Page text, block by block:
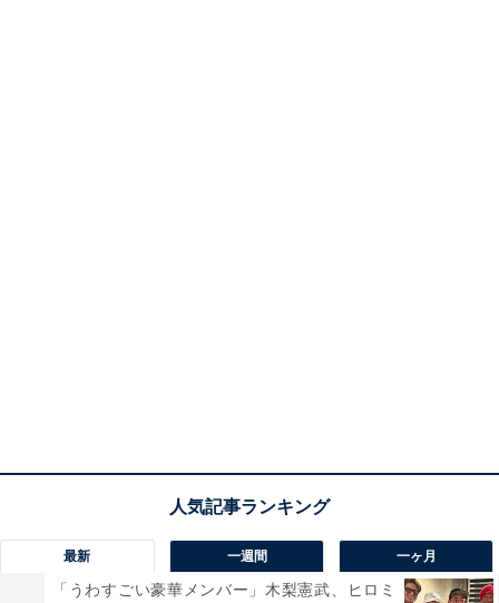
最新 一週間 一ヶ月
「うわすごい豪華メンバー」木梨憲武、ヒロミ